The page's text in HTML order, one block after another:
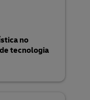
no
tecnologia